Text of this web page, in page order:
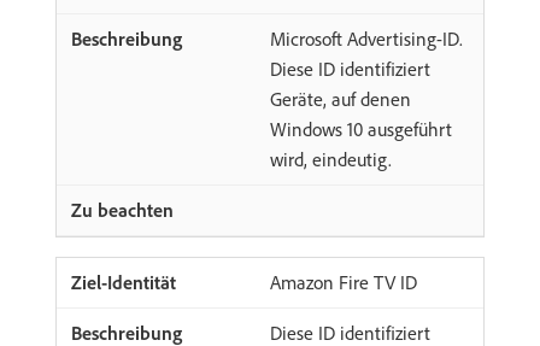
Microsoft Advertising-ID.
Diese ID identifiziert
Geräte, auf denen
Windows 10 ausgeführt
wird, eindeutig.
Amazon Fire TV ID
Diese ID identifiziert